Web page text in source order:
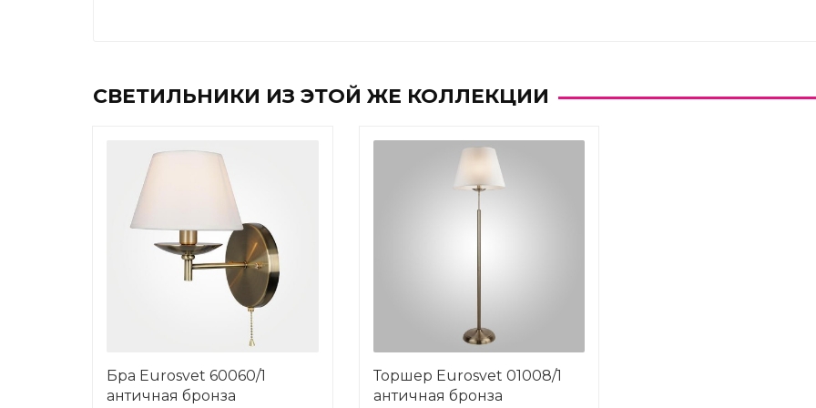
СВЕТИЛЬНИКИ ИЗ ЭТОЙ ЖЕ КОЛЛЕКЦИИ
Бра Eurosvet 60060/1
античная бронза
Торшер Eurosvet 01008/1
античная бронза